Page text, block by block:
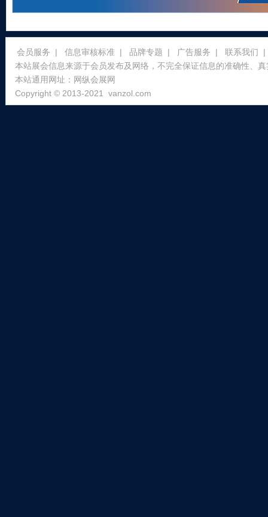
会员服务 | 信息审核标准 | 品牌专题 | 广告服务 | 联系我们
|
本站展会信息来源于会员发布及网络，不完全保证信息的准确性、
本站通用网址： 网纵会展网
Copyright © 2013-2021 vanzol.com